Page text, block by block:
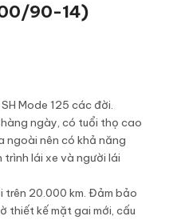
90-14)
Mode 125 các đời.
ngày, có tuổi thọ cao
ngoài nên có khả năng
lái xe và người lái
trên 20.000 km. Đảm bảo
thiết kế mặt gai mới, cấu